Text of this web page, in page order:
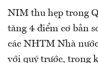
NIM thu hẹp trong
tăng 4 điểm cơ bản
các NHTM Nhà
với quý trước, trong